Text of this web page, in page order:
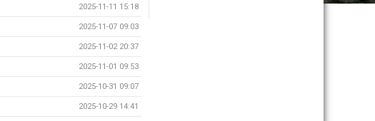
2025-11-11 15:18
2025-11-07 09:03
2025-11-02 20:37
2025-11-01 09:53
2025-10-31 09:07
2025-10-29 14:41